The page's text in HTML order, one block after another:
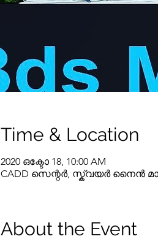
Time & Location
2020 ഒക്ടോ 18, 10:00 AM
CADD സെന്റർ, സ്ക്വയർ നൈൻ
About the Event